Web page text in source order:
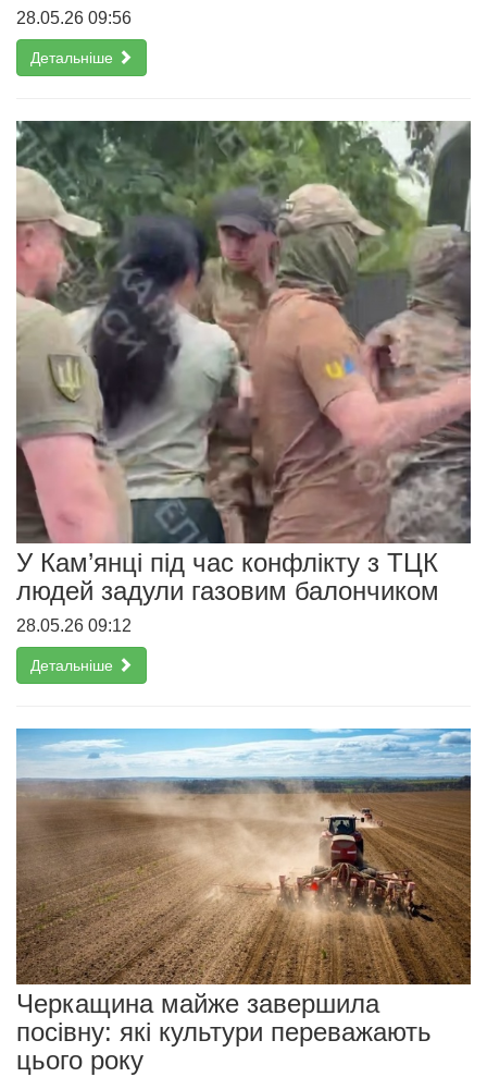
28.05.26 09:56
Детальніше
У Кам’янці під час конфлікту з ТЦК
людей задули газовим балончиком
28.05.26 09:12
Детальніше
Черкащина майже завершила
посівну: які культури переважають
цього року